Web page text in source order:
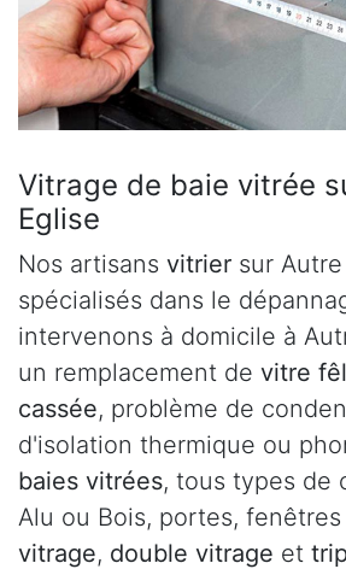
Vitrage de baie vitrée
Eglise
Nos artisans vitrier sur
spécialisés dans le
intervenons à domicile à
un remplacement de vitre
cassée, problème de
d'isolation thermique ou
baies vitrées, tous types de
Alu ou Bois, portes,
vitrage, double vitrage et